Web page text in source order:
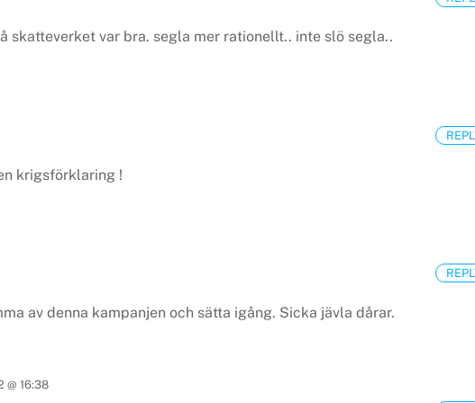
skatteverket var bra. segla mer rationellt.. inte slö segla..
krigsförklaring !
av denna kampanjen och sätta igång. Sicka jävla dårar.
@ 16:38